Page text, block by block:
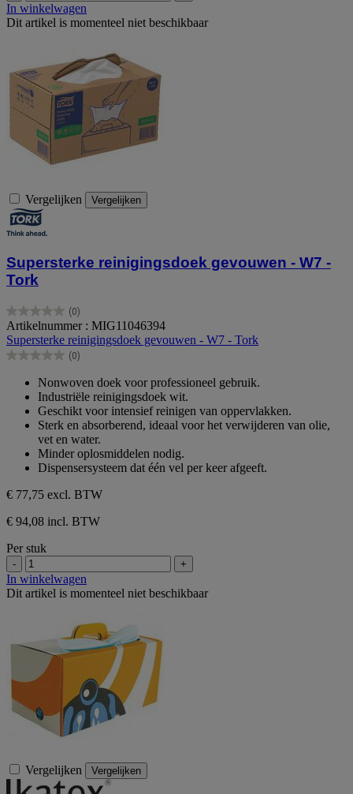
In winkelwagen
Dit artikel is momenteel niet beschikbaar
Vergelijken Vergelijken
Supersterke reinigingsdoek gevouwen - W7 -
Tork
(0)
0.0
van
de
5
Artikelnummer : MIG11046394
Supersterke reinigingsdoek gevouwen - W7 - Tork
(0)
0.0
sterren.
Nonwoven doek voor professioneel gebruik.
Industriële reinigingsdoek wit.
Geschikt voor intensief reinigen van oppervlakken.
Sterk en absorberend, ideaal voor het verwijderen van olie,
vet en water.
Minder oplosmiddelen nodig.
Dispensersysteem dat één vel per keer afgeeft.
€ 77,75 excl. BTW
€ 94,08 incl. BTW
Per stuk
- +
In winkelwagen
Dit artikel is momenteel niet beschikbaar
Vergelijken Vergelijken